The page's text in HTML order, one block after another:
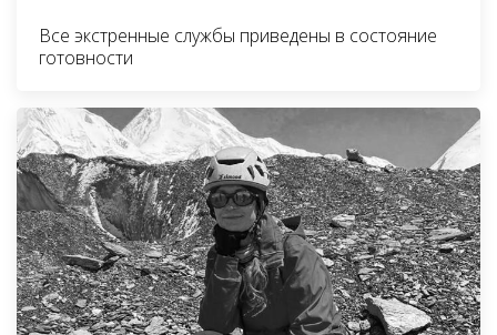
Все экстренные службы приведены в состояние
готовности